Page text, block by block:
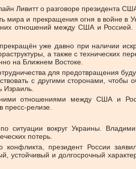
Ливитт о разговоре президента
мира и прекращения огня в войне в
отношений между США и
уже давно при наличии
а также с технических
на Ближнем Востоке.
для предотвращения
с другими сторонами,
Израиль.
отношениями между США и
пресс-релизе.
вокруг Украины.
потерь.
президент России
устойчивый и долгосрочный